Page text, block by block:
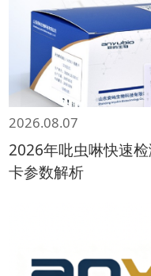
2026.08.07
2026年吡虫啉快速
卡参数解析